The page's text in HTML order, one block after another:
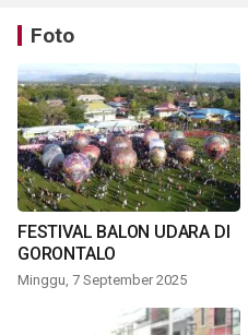
Foto
FESTIVAL BALON UDARA DI
GORONTALO
Minggu, 7 September 2025